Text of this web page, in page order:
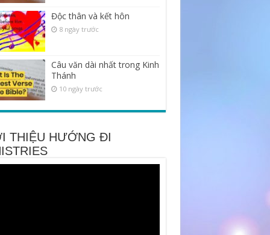
Độc thân và kết hôn
8 ngày trước
Câu văn dài nhất trong Kinh
Thánh
10 ngày trước
THIỆU HƯỚNG ĐI